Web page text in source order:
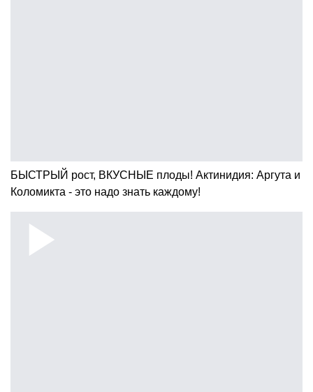
БЫСТРЫЙ рост, ВКУСНЫЕ плоды! Актинидия: Аргута и
Коломикта - это надо знать каждому!